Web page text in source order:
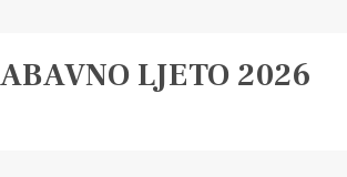
LJETO 2026